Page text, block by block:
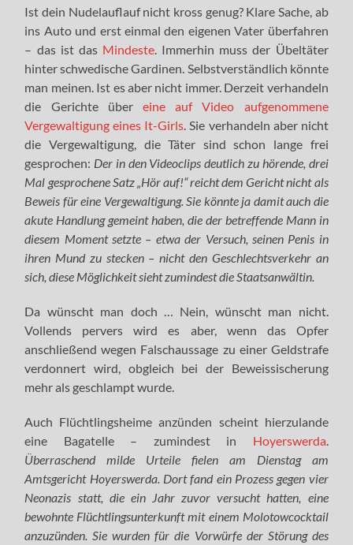
Ist dein Nudelauflauf nicht kross genug? Klare Sache, ab
ins Auto und erst einmal den eigenen Vater überfahren
– das ist das Mindeste . Immerhin muss der Übeltäter
hinter schwedische Gardinen. Selbstverständlich könnte
man meinen. Ist es aber nicht immer. Derzeit verhandeln
die Gerichte über eine auf Video aufgenommene
Vergewaltigung eines It-Girls . Sie verhandeln aber nicht
die Vergewaltigung, die Täter sind schon lange frei
gesprochen: Der in den Videoclips deutlich zu hörende, drei
Mal gesprochene Satz „Hör auf!“ reicht dem Gericht nicht als
Beweis für eine Vergewaltigung. Sie könnte ja damit auch die
akute Handlung gemeint haben, die der betreffende Mann in
diesem Moment setzte – etwa der Versuch, seinen Penis in
ihren Mund zu stecken – nicht den Geschlechtsverkehr an
sich, diese Möglichkeit sieht zumindest die Staatsanwältin.
Da wünscht man doch … Nein, wünscht man nicht.
Vollends pervers wird es aber, wenn das Opfer
anschließend wegen Falschaussage zu einer Geldstrafe
verdonnert wird, obgleich bei der Beweissischerung
mehr als geschlampt wurde.
Auch Flüchtlingsheime anzünden scheint hierzulande
eine Bagatelle – zumindest in Hoyerswerda
Überraschend milde Urteile fielen am Dienstag am
Amtsgericht Hoyerswerda. Dort fand ein Prozess gegen vier
Neonazis statt, die ein Jahr zuvor versucht hatten, eine
bewohnte Flüchtlingsunterkunft mit einem Molotowcocktail
anzuzünden. Sie wurden für die Vorwürfe der Störung des